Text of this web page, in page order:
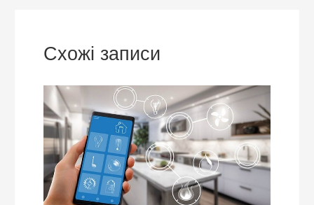
Схожі записи